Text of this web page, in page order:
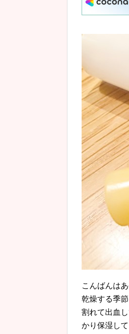
こんばんはあ
乾燥する季
割れて出血
かり保湿し